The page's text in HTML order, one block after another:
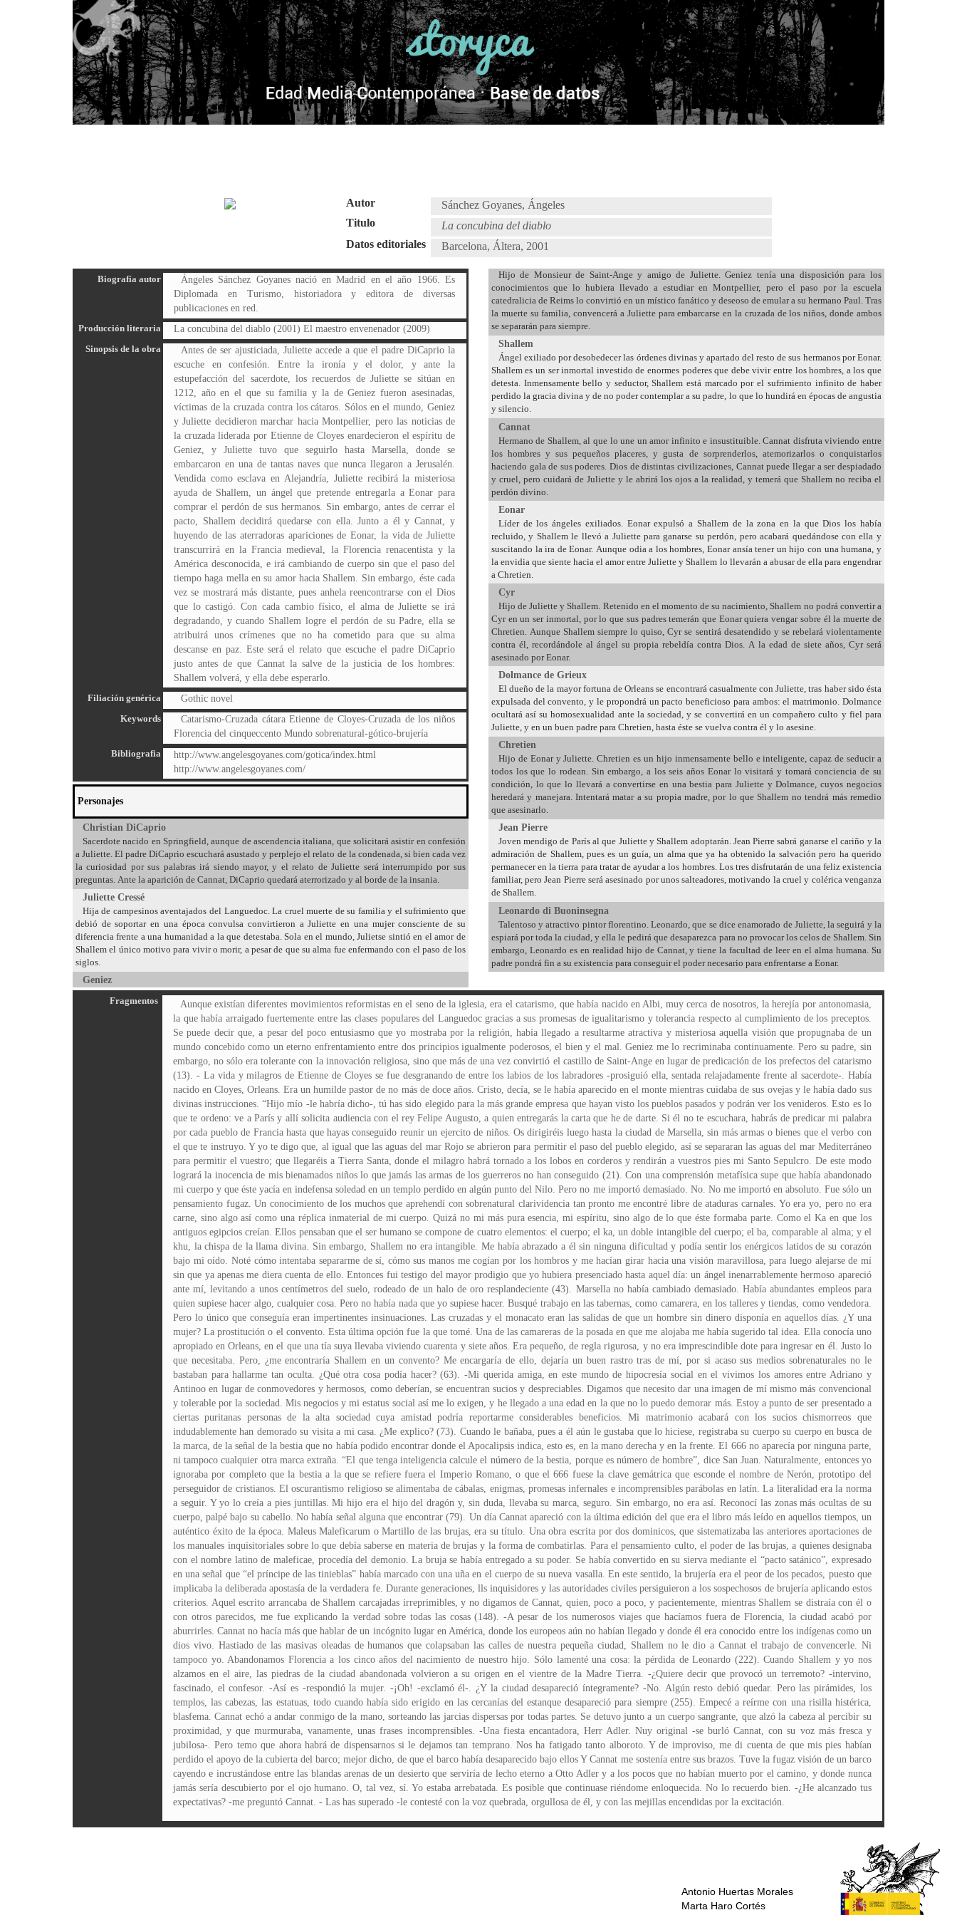
Autor
Sánchez Goyanes, Ángeles
Titulo
La concubina del diablo
Datos editoriales
Barcelona, Áltera, 2001
Biografía autor
Ángeles Sánchez Goyanes nació en Madrid en el año 1966. Es
Diplomada en Turismo, historiadora y editora de diversas
publicaciones en red.
Producción literaria
La concubina del diablo (2001) El maestro envenenador (2009)
Sinopsis de la obra
Antes de ser ajusticiada, Juliette accede a que el padre DiCaprio la
escuche en confesión. Entre la ironía y el dolor, y ante la
estupefacción del sacerdote, los recuerdos de Juliette se sitúan en
1212, año en el que su familia y la de Geniez fueron asesinadas,
víctimas de la cruzada contra los cátaros. Sólos en el mundo, Geniez
y Juliette decidieron marchar hacia Montpellier, pero las noticias de
la cruzada liderada por Etienne de Cloyes enardecieron el espíritu de
Geniez, y Juliette tuvo que seguirlo hasta Marsella, donde se
embarcaron en una de tantas naves que nunca llegaron a Jerusalén.
Vendida como esclava en Alejandría, Juliette recibirá la misteriosa
ayuda de Shallem, un ángel que pretende entregarla a Eonar para
comprar el perdón de sus hermanos. Sin embargo, antes de cerrar el
pacto, Shallem decidirá quedarse con ella. Junto a él y Cannat, y
huyendo de las aterradoras apariciones de Eonar, la vida de Juliette
transcurrirá en la Francia medieval, la Florencia renacentista y la
América desconocida, e irá cambiando de cuerpo sin que el paso del
tiempo haga mella en su amor hacia Shallem. Sin embargo, éste cada
vez se mostrará más distante, pues anhela reencontrarse con el Dios
que lo castigó. Con cada cambio físico, el alma de Juliette se irá
degradando, y cuando Shallem logre el perdón de su Padre, ella se
atribuirá unos crímenes que no ha cometido para que su alma
descanse en paz. Este será el relato que escuche el padre DiCaprio
justo antes de que Cannat la salve de la justicia de los hombres:
Shallem volverá, y ella debe esperarlo.
Filiación genérica
Gothic novel
Keywords
Catarismo-Cruzada cátara Etienne de Cloyes-Cruzada de los niños
Florencia del cinqueccento Mundo sobrenatural-gótico-brujería
Bibliografia
http://www.angelesgoyanes.com/gotica/index.html
http://www.angelesgoyanes.com/
Personajes
Christian DiCaprio
Sacerdote nacido en Springfield, aunque de ascendencia italiana, que solicitará asistir en confesión
a Juliette. El padre DiCaprio escuchará asustado y perplejo el relato de la condenada, si bien cada vez
la curiosidad por sus palabras irá siendo mayor, y el relato de Juliette será interrumpido por sus
preguntas. Ante la aparición de Cannat, DiCaprio quedará aterrorizado y al borde de la insania.
Juliette Cressé
Hija de campesinos aventajados del Languedoc. La cruel muerte de su familia y el sufrimiento que
debió de soportar en una época convulsa convirtieron a Juliette en una mujer consciente de su
diferencia frente a una humanidad a la que detestaba. Sola en el mundo, Julietse sintió en el amor de
Shallem el único motivo para vivir o morir, a pesar de que su alma fue enfermando con el paso de los
siglos.
Geniez
Hijo de Monsieur de Saint-Ange y amigo de Juliette. Geniez tenía una disposición para los
conocimientos que lo hubiera llevado a estudiar en Montpellier, pero el paso por la escuela
catedralicia de Reims lo convirtió en un místico fanático y deseoso de emular a su hermano Paul. Tras
la muerte su familia, convencerá a Juliette para embarcarse en la cruzada de los niños, donde ambos
se separarán para siempre.
Shallem
Ángel exiliado por desobedecer las órdenes divinas y apartado del resto de sus hermanos por Eonar.
Shallem es un ser inmortal investido de enormes poderes que debe vivir entre los hombres, a los que
detesta. Inmensamente bello y seductor, Shallem está marcado por el sufrimiento infinito de haber
perdido la gracia divina y de no poder contemplar a su padre, lo que lo hundirá en épocas de angustia
y silencio.
Cannat
Hermano de Shallem, al que lo une un amor infinito e insustituible. Cannat disfruta viviendo entre
los hombres y sus pequeños placeres, y gusta de sorprenderlos, atemorizarlos o conquistarlos
haciendo gala de sus poderes. Dios de distintas civilizaciones, Cannat puede llegar a ser despiadado
y cruel, pero cuidará de Juliette y le abrirá los ojos a la realidad, y temerá que Shallem no reciba el
perdón divino.
Eonar
Líder de los ángeles exiliados. Eonar expulsó a Shallem de la zona en la que Dios los había
recluido, y Shallem le llevó a Juliette para ganarse su perdón, pero acabará quedándose con ella y
suscitando la ira de Eonar. Aunque odia a los hombres, Eonar ansía tener un hijo con una humana, y
la envidia que siente hacia el amor entre Juliette y Shallem lo llevarán a abusar de ella para engendrar
a Chretien.
Cyr
Hijo de Juliette y Shallem. Retenido en el momento de su nacimiento, Shallem no podrá convertir a
Cyr en un ser inmortal, por lo que sus padres temerán que Eonar quiera vengar sobre él la muerte de
Chretien. Aunque Shallem siempre lo quiso, Cyr se sentirá desatendido y se rebelará violentamente
contra él, recordándole al ángel su propia rebeldía contra Dios. A la edad de siete años, Cyr será
asesinado por Eonar.
Dolmance de Grieux
El dueño de la mayor fortuna de Orleans se encontrará casualmente con Juliette, tras haber sido ésta
expulsada del convento, y le propondrá un pacto beneficioso para ambos: el matrimonio. Dolmance
ocultará así su homosexualidad ante la sociedad, y se convertirá en un compañero culto y fiel para
Juliette, y en un buen padre para Chretien, hasta éste se vuelva contra él y lo asesine.
Chretien
Hijo de Eonar y Juliette. Chretien es un hijo inmensamente bello e inteligente, capaz de seducir a
todos los que lo rodean. Sin embargo, a los seis años Eonar lo visitará y tomará conciencia de su
condición, lo que lo llevará a convertirse en una bestia para Juliette y Dolmance, cuyos negocios
heredará y manejara. Intentará matar a su propia madre, por lo que Shallem no tendrá más remedio
que asesinarlo.
Jean Pierre
Joven mendigo de París al que Juliette y Shallem adoptarán. Jean Pierre sabrá ganarse el cariño y la
admiración de Shallem, pues es un guía, un alma que ya ha obtenido la salvación pero ha querido
permanecer en la tierra para tratar de ayudar a los hombres. Los tres disfrutarán de una feliz existencia
familiar, pero Jean Pierre será asesinado por unos salteadores, motivando la cruel y colérica venganza
de Shallem.
Leonardo di Buoninsegna
Talentoso y atractivo pintor florentino. Leonardo, que se dice enamorado de Juliette, la seguirá y la
espiará por toda la ciudad, y ella le pedirá que desaparezca para no provocar los celos de Shallem. Sin
embargo, Leonardo es en realidad hijo de Cannat, y tiene la facultad de leer en el alma humana. Su
padre pondrá fin a su existencia para conseguir el poder necesario para enfrentarse a Eonar.
Fragmentos
Aunque existían diferentes movimientos reformistas en el seno de la iglesia, era el catarismo, que había nacido en Albi, muy cerca de nosotros, la herejía por antonomasia,
la que había arraigado fuertemente entre las clases populares del Languedoc gracias a sus promesas de igualitarismo y tolerancia respecto al cumplimiento de los preceptos.
Se puede decir que, a pesar del poco entusiasmo que yo mostraba por la religión, había llegado a resultarme atractiva y misteriosa aquella visión que propugnaba de un
mundo concebido como un eterno enfrentamiento entre dos principios igualmente poderosos, el bien y el mal. Geniez me lo recriminaba continuamente. Pero su padre, sin
embargo, no sólo era tolerante con la innovación religiosa, sino que más de una vez convirtió el castillo de Saint-Ange en lugar de predicación de los prefectos del catarismo
(13). - La vida y milagros de Etienne de Cloyes se fue desgranando de entre los labios de los labradores -prosiguió ella, sentada relajadamente frente al sacerdote-. Había
nacido en Cloyes, Orleans. Era un humilde pastor de no más de doce años. Cristo, decía, se le había aparecido en el monte mientras cuidaba de sus ovejas y le había dado sus
divinas instrucciones. “Hijo mío -le habría dicho-, tú has sido elegido para la más grande empresa que hayan visto los pueblos pasados y podrán ver los venideros. Esto es lo
que te ordeno: ve a París y allí solicita audiencia con el rey Felipe Augusto, a quien entregarás la carta que he de darte. Si él no te escuchara, habrás de predicar mi palabra
por cada pueblo de Francia hasta que hayas conseguido reunir un ejercito de niños. Os dirigiréis luego hasta la ciudad de Marsella, sin más armas o bienes que el verbo con
el que te instruyo. Y yo te digo que, al igual que las aguas del mar Rojo se abrieron para permitir el paso del pueblo elegido, así se separaran las aguas del mar Mediterráneo
para permitir el vuestro; que llegaréis a Tierra Santa, donde el milagro habrá tornado a los lobos en corderos y rendirán a vuestros pies mi Santo Sepulcro. De este modo
logrará la inocencia de mis bienamados niños lo que jamás las armas de los guerreros no han conseguido (21). Con una comprensión metafísica supe que había abandonado
mi cuerpo y que éste yacía en indefensa soledad en un templo perdido en algún punto del Nilo. Pero no me importó demasiado. No. No me importó en absoluto. Fue sólo un
pensamiento fugaz. Un conocimiento de los muchos que aprehendí con sobrenatural clarividencia tan pronto me encontré libre de ataduras carnales. Yo era yo, pero no era
carne, sino algo así como una réplica inmaterial de mi cuerpo. Quizá no mi más pura esencia, mi espíritu, sino algo de lo que éste formaba parte. Como el Ka en que los
antiguos egipcios creían. Ellos pensaban que el ser humano se compone de cuatro elementos: el cuerpo; el ka, un doble intangible del cuerpo; el ba, comparable al alma; y el
khu, la chispa de la llama divina. Sin embargo, Shallem no era intangible. Me había abrazado a él sin ninguna dificultad y podía sentir los enérgicos latidos de su corazón
bajo mi oído. Noté cómo intentaba separarme de sí, cómo sus manos me cogían por los hombros y me hacían girar hacia una visión maravillosa, para luego alejarse de mí
sin que ya apenas me diera cuenta de ello. Entonces fui testigo del mayor prodigio que yo hubiera presenciado hasta aquel día: un ángel inenarrablemente hermoso apareció
ante mí, levitando a unos centímetros del suelo, rodeado de un halo de oro resplandeciente (43). Marsella no había cambiado demasiado. Había abundantes empleos para
quien supiese hacer algo, cualquier cosa. Pero no había nada que yo supiese hacer. Busqué trabajo en las tabernas, como camarera, en los talleres y tiendas, como vendedora.
Pero lo único que conseguía eran impertinentes insinuaciones. Las cruzadas y el monacato eran las salidas de que un hombre sin dinero disponía en aquellos días. ¿Y una
mujer? La prostitución o el convento. Esta última opción fue la que tomé. Una de las camareras de la posada en que me alojaba me había sugerido tal idea. Ella conocía uno
apropiado en Orleans, en el que una tía suya llevaba viviendo cuarenta y siete años. Era pequeño, de regla rigurosa, y no era imprescindible dote para ingresar en él. Justo lo
que necesitaba. Pero, ¿me encontraría Shallem en un convento? Me encargaría de ello, dejaría un buen rastro tras de mí, por si acaso sus medios sobrenaturales no le
bastaban para hallarme tan oculta. ¿Qué otra cosa podía hacer? (63). -Mi querida amiga, en este mundo de hipocresía social en el vivimos los amores entre Adriano y
Antinoo en lugar de conmovedores y hermosos, como deberían, se encuentran sucios y despreciables. Digamos que necesito dar una imagen de mí mismo más convencional
y tolerable por la sociedad. Mis negocios y mi estatus social así me lo exigen, y he llegado a una edad en la que no lo puedo demorar más. Estoy a punto de ser presentado a
ciertas puritanas personas de la alta sociedad cuya amistad podría reportarme considerables beneficios. Mi matrimonio acabará con los sucios chismorreos que
indudablemente han demorado su visita a mi casa. ¿Me explico? (73). Cuando le bañaba, pues a él aún le gustaba que lo hiciese, registraba su cuerpo su cuerpo en busca de
la marca, de la señal de la bestia que no había podido encontrar donde el Apocalipsis indica, esto es, en la mano derecha y en la frente. El 666 no aparecía por ninguna parte,
ni tampoco cualquier otra marca extraña. “El que tenga inteligencia calcule el número de la bestia, porque es número de hombre”, dice San Juan. Naturalmente, entonces yo
ignoraba por completo que la bestia a la que se refiere fuera el Imperio Romano, o que el 666 fuese la clave gemátrica que esconde el nombre de Nerón, prototipo del
perseguidor de cristianos. El oscurantismo religioso se alimentaba de cábalas, enigmas, promesas infernales e incomprensibles parábolas en latín. La literalidad era la norma
a seguir. Y yo lo creía a pies juntillas. Mi hijo era el hijo del dragón y, sin duda, llevaba su marca, seguro. Sin embargo, no era así. Reconocí las zonas más ocultas de su
cuerpo, palpé bajo su cabello. No había señal alguna que encontrar (79). Un día Cannat apareció con la última edición del que era el libro más leído en aquellos tiempos, un
auténtico éxito de la época. Maleus Maleficarum o Martillo de las brujas, era su título. Una obra escrita por dos dominicos, que sistematizaba las anteriores aportaciones de
los manuales inquisitoriales sobre lo que debía saberse en materia de brujas y la forma de combatirlas. Para el pensamiento culto, el poder de las brujas, a quienes designaba
con el nombre latino de maleficae, procedía del demonio. La bruja se había entregado a su poder. Se había convertido en su sierva mediante el “pacto satánico”, expresado
en una señal que “el príncipe de las tinieblas” había marcado con una uña en el cuerpo de su nueva vasalla. En este sentido, la brujería era el peor de los pecados, puesto que
implicaba la deliberada apostasía de la verdadera fe. Durante generaciones, lls inquisidores y las autoridades civiles persiguieron a los sospechosos de brujería aplicando estos
criterios. Aquel escrito arrancaba de Shallem carcajadas irreprimibles, y no digamos de Cannat, quien, poco a poco, y pacientemente, mientras Shallem se distraía con él o
con otros parecidos, me fue explicando la verdad sobre todas las cosas (148). -A pesar de los numerosos viajes que hacíamos fuera de Florencia, la ciudad acabó por
aburrirles. Cannat no hacía más que hablar de un incógnito lugar en América, donde los europeos aún no habían llegado y donde él era conocido entre los indígenas como un
dios vivo. Hastiado de las masivas oleadas de humanos que colapsaban las calles de nuestra pequeña ciudad, Shallem no le dio a Cannat el trabajo de convencerle. Ni
tampoco yo. Abandonamos Florencia a los cinco años del nacimiento de nuestro hijo. Sólo lamenté una cosa: la pérdida de Leonardo (222). Cuando Shallem y yo nos
alzamos en el aire, las piedras de la ciudad abandonada volvieron a su origen en el vientre de la Madre Tierra. -¿Quiere decir que provocó un terremoto? -intervino,
fascinado, el confesor. -Así es -respondió la mujer. -¡Oh! -exclamó él-. ¿Y la ciudad desapareció íntegramente? -No. Algún resto debió quedar. Pero las pirámides, los
templos, las cabezas, las estatuas, todo cuando había sido erigido en las cercanías del estanque desapareció para siempre (255). Empecé a reírme con una risilla histérica,
blasfema. Cannat echó a andar conmigo de la mano, sorteando las jarcias dispersas por todas partes. Se detuvo junto a un cuerpo sangrante, que alzó la cabeza al percibir su
proximidad, y que murmuraba, vanamente, unas frases incomprensibles. -Una fiesta encantadora, Herr Adler. Nuy original -se burló Cannat, con su voz más fresca y
jubilosa-. Pero temo que ahora habrá de dispensarnos si le dejamos tan temprano. Nos ha fatigado tanto alboroto. Y de improviso, me di cuenta de que mis pies habían
perdido el apoyo de la cubierta del barco; mejor dicho, de que el barco había desaparecido bajo ellos Y Cannat me sostenía entre sus brazos. Tuve la fugaz visión de un barco
cayendo e incrustándose entre las blandas arenas de un desierto que serviría de lecho eterno a Otto Adler y a los pocos que no habían muerto por el camino, y donde nunca
jamás sería descubierto por el ojo humano. O, tal vez, sí. Yo estaba arrebatada. Es posible que continuase riéndome enloquecida. No lo recuerdo bien. -¿He alcanzado tus
expectativas? -me preguntó Cannat. - Las has superado -le contesté con la voz quebrada, orgullosa de él, y con las mejillas encendidas por la excitación.
Antonio Huertas Morales
Marta Haro Cortés